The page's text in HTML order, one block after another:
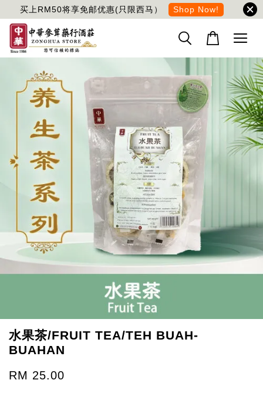
买上RM50将享免邮优惠(只限西马） Shop Now!
水果茶/FRUIT TEA/TEH BUAH-
BUAHAN
RM 25.00